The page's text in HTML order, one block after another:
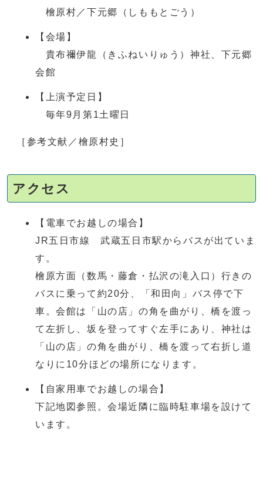
檜原村／下元郷（しももとごう）
【会場】
貴布禰伊龍（きふねいりゅう）神社、下元郷
会館
【上演予定日】
毎年9月第1土曜日
［参考文献／檜原村史］
アクセス
【電車でお越しの場合】
JR五日市線 武蔵五日市駅からバスが出ていま
す。
檜原方面（数馬・藤倉・払沢の滝入口）行きの
バスに乗って約20分、「和田向」バス停で下
車。会館は「山の店」の角を曲がり、橋を渡っ
て左折し、坂を登ってすぐ左手にあり、神社は
「山の店」の角を曲がり、橋を渡って右折し道
なりに10分ほどの場所になります。
【自家用車でお越しの場合】
下記地図参照。会場近隣に臨時駐車場を設けて
います。